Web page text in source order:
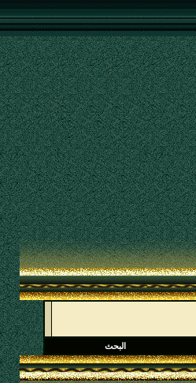
البحث